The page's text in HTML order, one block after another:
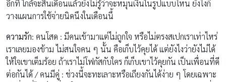
อีกที ใกล้จะสิ้นเดือนแล้วยังไม่รู้ว่าจะหมุนเงินในรูปแบบไหน ยังไงก็
วางแผนการใช้จ่ายนิดนึงในเดือนนึ้
ความรัก: คนโสด : มีคนเข้ามาแต่ไม่ถูกใจ หรือไม่ตรงสเปกเราเท่าไหร่
เราเลยมองข้าม ไม่สนใจคน ๆ นั้น คือเก็บไว้คุยได้ แต่ยังไงว่ายังไม่ได้
ให้ใจเขาเต็มร้อย ถ้าเราไม่โฟกัสกับใคร ก็เก็บเขาไว้คุยกัน เป็นเพื่อนที่ดี
ต่อกันได้ / คนมีคู่ : ช่วงนี้จะทะเลาะหรือเถียงกันได้ง่าย ๆ โดยเฉพาะ